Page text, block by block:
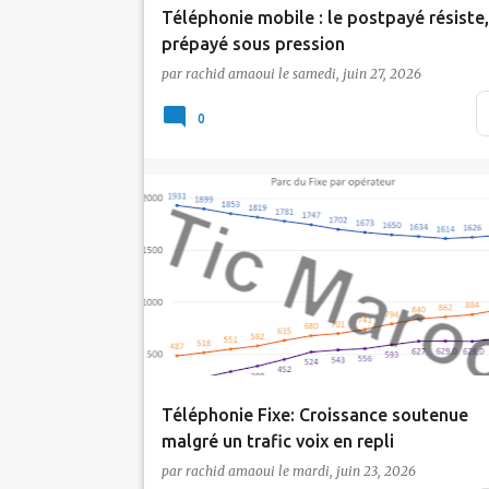
Téléphonie mobile : le postpayé
prépayé sous pression
A fin mars 2026, le marché marocain de la
téléphonie mobile affiche un parc en
par rachid amaoui le samedi, juin 27, 2026
0
Téléphonie Fixe: Croissance soutenue
malgré un trafic voix en repli
par rachid amaoui le mardi, juin 23, 2026
Actualité inwi Maroc Telecom